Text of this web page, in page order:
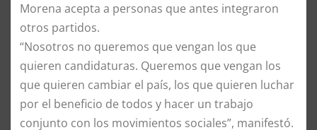
Morena acepta a personas que antes integraron
otros partidos.
“Nosotros no queremos que vengan los que
quieren candidaturas. Queremos que vengan los
que quieren cambiar el país, los que quieren luchar
por el beneficio de todos y hacer un trabajo
conjunto con los movimientos sociales”, manifestó.